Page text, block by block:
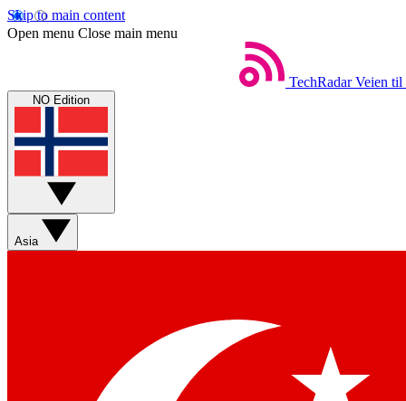
Skip to main content
Open menu Close main menu
TechRadar Veien til
NO Edition
Asia